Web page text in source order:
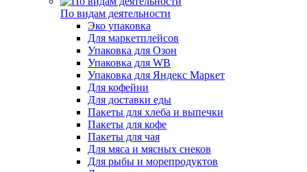
По видам деятельности
Эко упаковка
Для маркетплейсов
Упаковка для Озон
Упаковка для WB
Упаковка для Яндекс Маркет
Для кофейни
Для доставки еды
Пакеты для хлеба и выпечки
Пакеты для кофе
Пакеты для чая
Для мяса и мясных снеков
Для рыбы и морепродуктов